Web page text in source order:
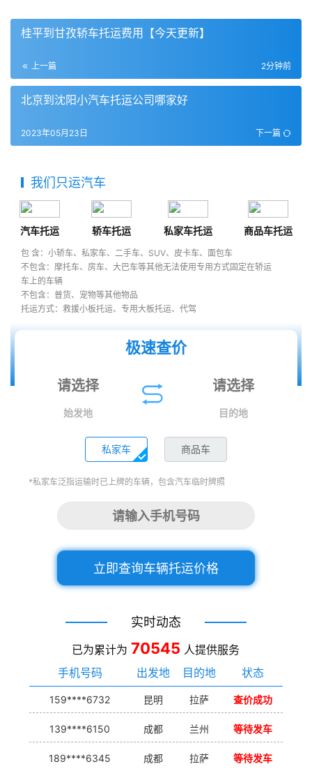
桂平到甘孜轿车托运费用【今天更新】
上一篇 2分钟前
北京到沈阳小汽车托运公司哪家好
下一篇
2023年05月23日
我们只运汽车
汽车托运 轿车托运 私家车托运 商品车托运
包 含：小轿车、私家车、二手车、SUV、皮卡车、面包车
不包含：摩托车、房车、大巴车等其他无法使用专用方式固定在轿运
车上的车辆
不包含：普货、宠物等其他物品
托运方式：救援小板托运、专用大板托运、代驾
极速查价
始发地 目的地
私家车 商品车
*私家车泛指运输时已上牌的车辆，包含汽车临时牌照
立即查询车辆托运价格
实时动态
已为累计为 70545 人提供服务
手机号码
出发地 目的地 状态
159****6732 昆明 拉萨 查价成功
139****6150 成都 兰州 等待发车
189****6345 成都 拉萨 等待发车